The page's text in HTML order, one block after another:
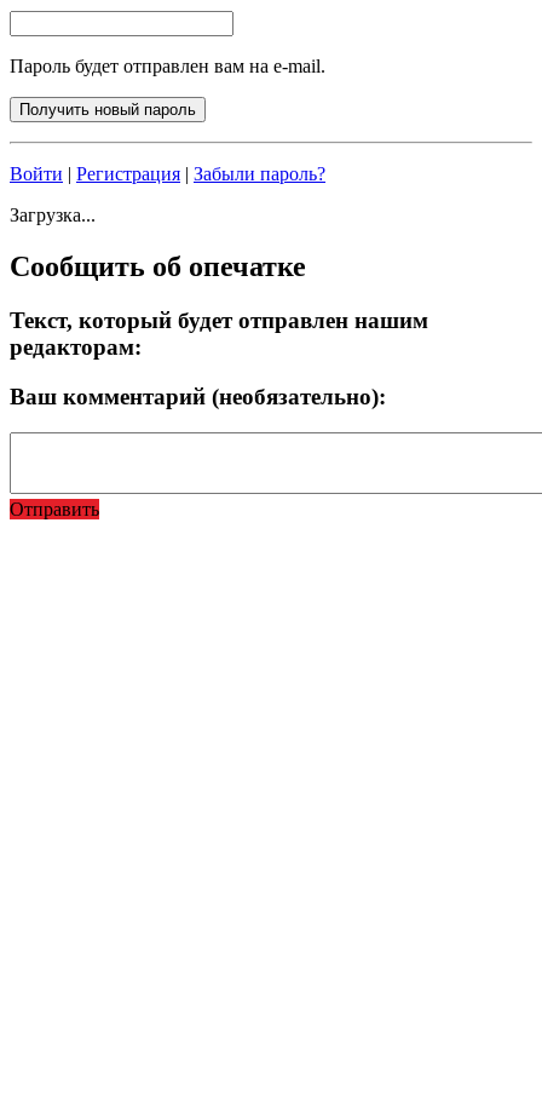
Пароль будет отправлен вам на e-mail.
Войти | Регистрация | Забыли пароль?
Загрузка...
Сообщить об опечатке
Текст, который будет отправлен нашим
редакторам:
Ваш комментарий (необязательно):
Отправить